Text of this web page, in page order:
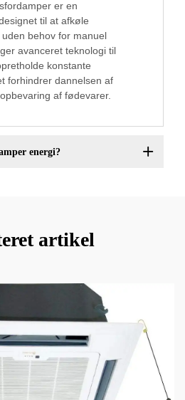
er en
til at afkøle
behov for manuel
avanceret teknologi til
konstante
forhindrer dannelsen af
af fødevarer.
energi?
artikel